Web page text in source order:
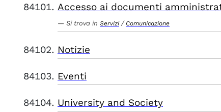
Accesso ai documenti
Si trova in Servizi / Comunicazione
Notizie
Eventi
University and Society